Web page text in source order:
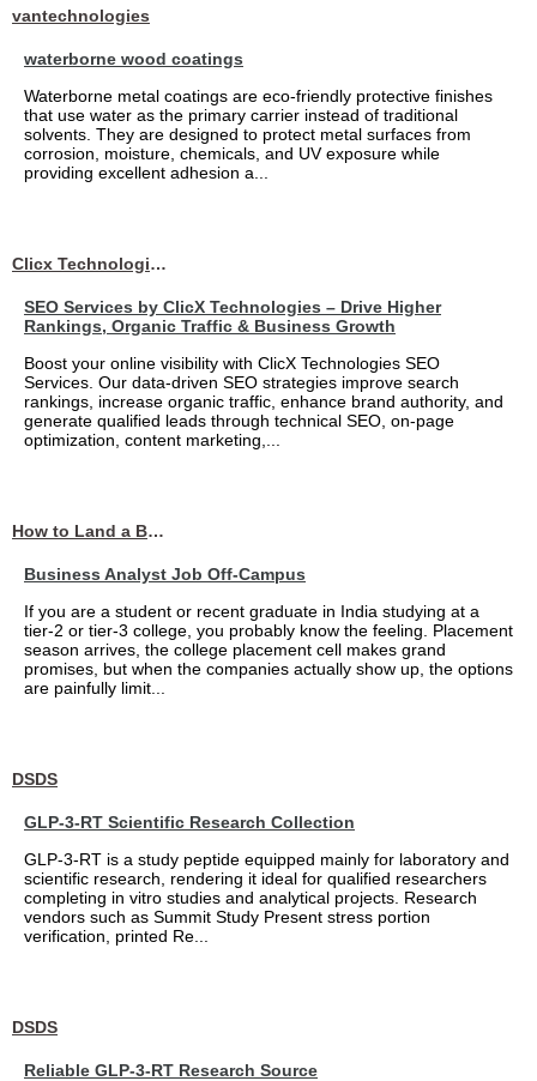
vantechnologies
waterborne wood coatings
Waterborne metal coatings are eco-friendly protective finishes
that use water as the primary carrier instead of traditional
solvents. They are designed to protect metal surfaces from
corrosion, moisture, chemicals, and UV exposure while
providing excellent adhesion a...
Clicx Technologies
SEO Services by ClicX Technologies – Drive Higher
Rankings, Organic Traffic & Business Growth
Boost your online visibility with ClicX Technologies SEO
Services. Our data-driven SEO strategies improve search
rankings, increase organic traffic, enhance brand authority, and
generate qualified leads through technical SEO, on-page
optimization, content marketing,...
How to Land a Business Analyst Job Off-Campus When Your College Has Zero Tech Connections
Business Analyst Job Off-Campus
If you are a student or recent graduate in India studying at a
tier-2 or tier-3 college, you probably know the feeling. Placement
season arrives, the college placement cell makes grand
promises, but when the companies actually show up, the options
are painfully limit...
DSDS
GLP-3-RT Scientific Research Collection
GLP-3-RT is a study peptide equipped mainly for laboratory and
scientific research, rendering it ideal for qualified researchers
completing in vitro studies and analytical projects. Research
vendors such as Summit Study Present stress portion
verification, printed Re...
DSDS
Reliable GLP-3-RT Research Source